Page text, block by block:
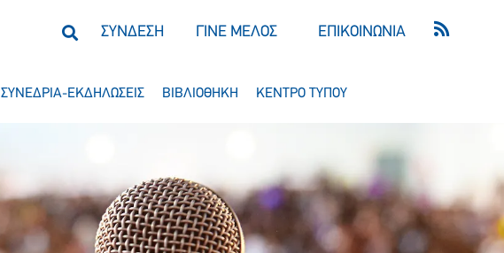
ΣΥΝΔΕΣΗ ΓΙΝΕ ΜΕΛΟΣ ΕΠΙΚΟΙΝΩΝΙΑ
ΣΥΝΕΔΡΙΑ-ΕΚΔΗΛΩΣΕΙΣ ΒΙΒΛΙΟΘΗΚΗ ΚΕΝΤΡΟ ΤΥΠΟΥ